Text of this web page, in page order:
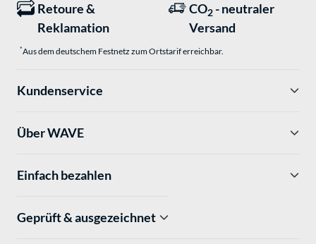
Retoure &
Reklamation
CO2 - neutraler
Versand
*Aus dem deutschem Festnetz zum Ortstarif erreichbar.
Kundenservice
Über WAVE
Einfach bezahlen
Geprüft & ausgezeichnet